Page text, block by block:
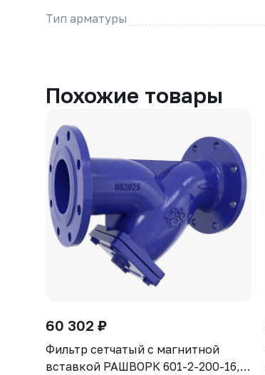
Тип арматуры
Похожие товары
60 302 ₽
Фильтр сетчатый с магнитной
вставкой РАШВОРК 601-2-200-16,